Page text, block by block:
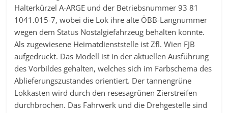
Halterkürzel A-ARGE und der Betriebsnummer 93 81
1041.015-7, wobei die Lok ihre alte ÖBB-Langnummer
wegen dem Status Nostalgiefahrzeug behalten konnte.
Als zugewiesene Heimatdienststelle ist Zfl. Wien FJB
aufgedruckt. Das Modell ist in der aktuellen Ausführung
des Vorbildes gehalten, welches sich im Farbschema des
Ablieferungszustandes orientiert. Der tannengrüne
Lokkasten wird durch den resesagrünen Zierstreifen
durchbrochen. Das Fahrwerk und die Drehgestelle sind